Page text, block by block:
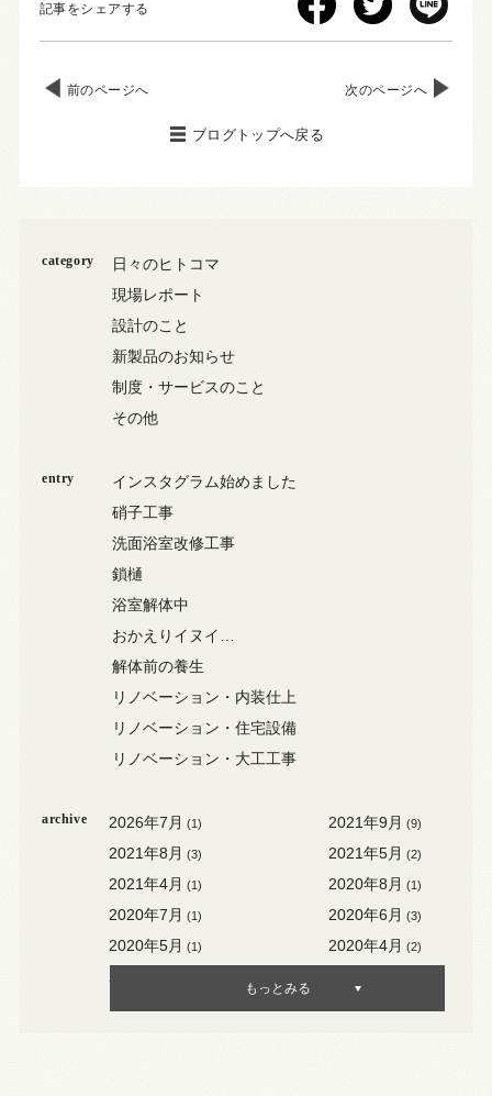
記事をシェアする
前のページへ 次のページへ
ブログトップへ戻る
category
日々のヒトコマ
現場レポート
設計のこと
新製品のお知らせ
制度・サービスのこと
その他
entry
インスタグラム始めました
硝子工事
洗面浴室改修工事
鎖樋
浴室解体中
おかえりイヌイ…
解体前の養生
リノベーション・内装仕上
リノベーション・住宅設備
リノベーション・大工工事
archive 2026年7月 (1) 2021年9月 (9)
2021年8月 (3) 2021年5月 (2)
2021年4月 (1) 2020年8月 (1)
2020年7月 (1) 2020年6月 (3)
2020年5月 (1) 2020年4月 (2)
もっとみる